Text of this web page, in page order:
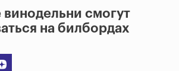
винодельни смогут
на билбордах